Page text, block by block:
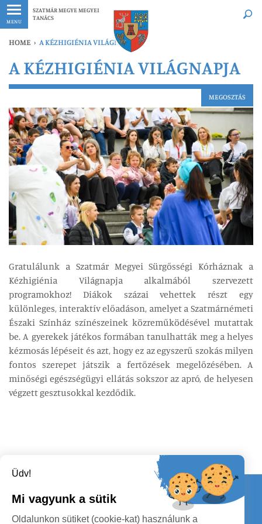
MENU
SZATMÁR MEGYE MEGYEI
TANÁCS
Legfrissebb Bármikor
HOME › A KÉZHIGIÉNIA VILÁGNAPJA
A KÉZHIGIÉNIA VILÁGNAPJA
MEGOSZTÁS
Gratulálunk a Szatmár Megyei Sürgősségi Kórháznak a
Kézhigiénia Világnapja alkalmából szervezett
programokhoz! Diákok százai vehettek részt egy
különleges, interaktív előadáson, amelyet a Szatmárnémeti
Északi Színház színészeinek közreműködésével mutattak
be. A gyerekek játékos formában tanulhatták meg a helyes
kézmosás lépéseit és azt, hogy ez az egyszerű szokás milyen
fontos szerepet játszik a fertőzések megelőzésében. A
minőségi egészségügyi ellátás sokszor az apró, de helyesen
végzett gesztusokkal kezdődik.
Kapcsolat
KÖVESSENEK
Üdv!
Mi vagyunk a sütik
Oldalunkon sütiket (cookie-kat) használunk a